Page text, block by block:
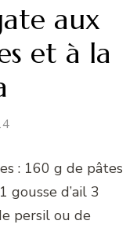
aux
et à la
: 160 g de pâtes
gousse d’ail 3
persil ou de